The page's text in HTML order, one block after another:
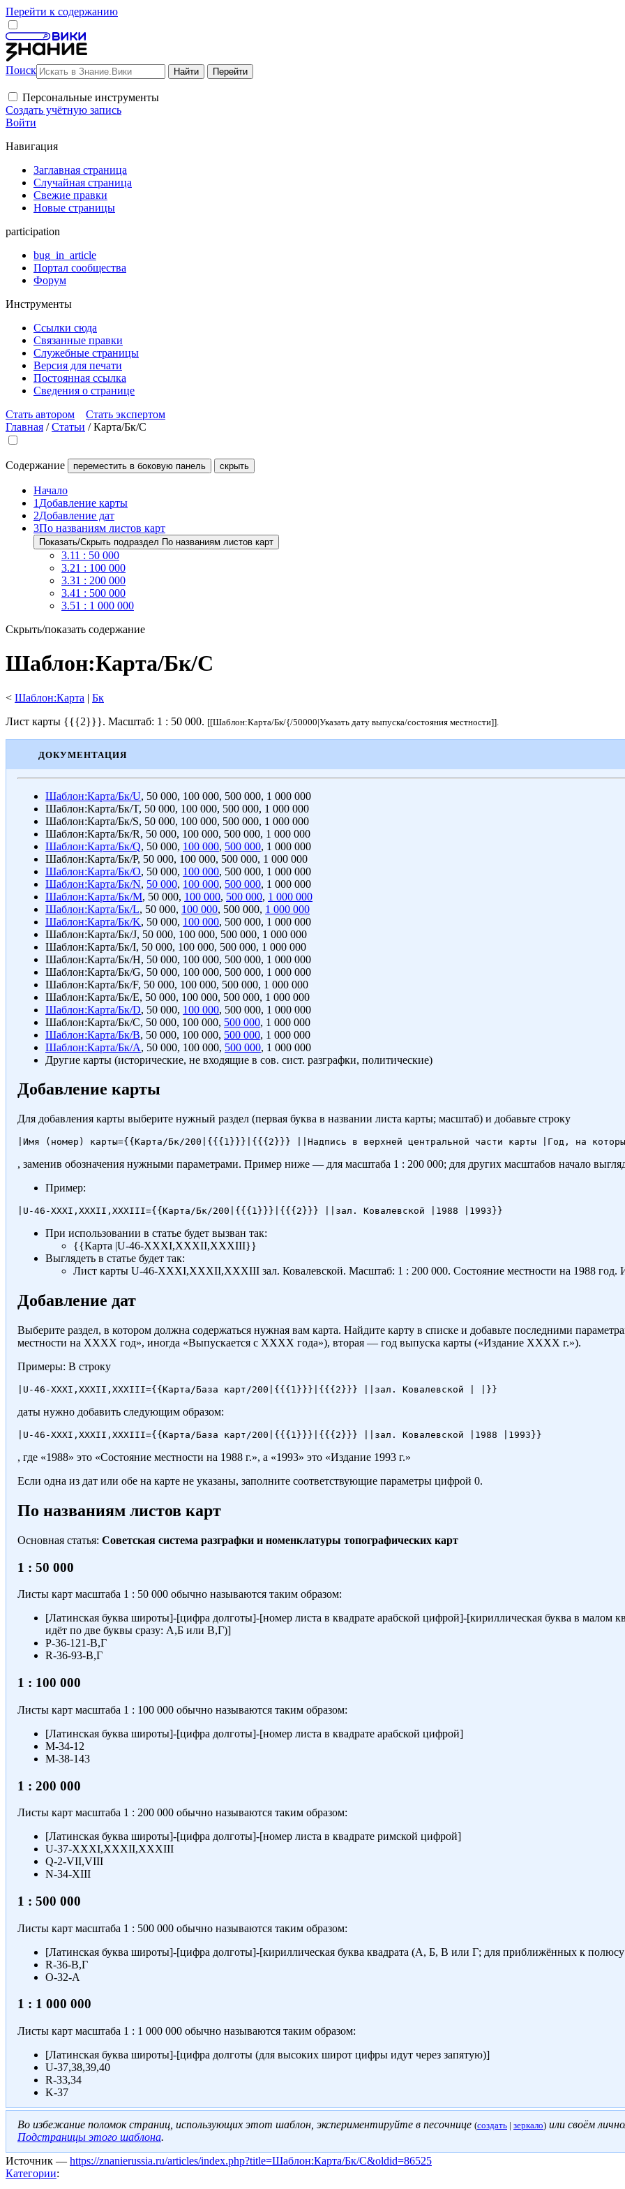
Перейти к содержанию
Поиск
Персональные инструменты
Создать учётную запись
Войти
Навигация
Заглавная страница
Случайная страница
Свежие правки
Новые страницы
participation
bug_in_article
Портал сообщества
Форум
Инструменты
Ссылки сюда
Связанные правки
Служебные страницы
Версия для печати
Постоянная ссылка
Сведения о странице
Стать автором
Стать экспертом
Главная /Статьи /Карта/Бк/C
Содержание переместить в боковую панель скрыть
Начало
1 Добавление карты
2Добавление дат
3По названиям листов карт
Показать/Скрыть подраздел По названиям листов карт
3.11 : 50 000
3.21 : 100 000
3.31 : 200 000
3.41 : 500 000
3.51 : 1 000 000
Скрыть/показать содержание
Шаблон:Карта/Бк/C
< Шаблон:Карта ‎ | Бк
Лист карты {{{2}}}. Масштаб: 1 : 50 000. [[Шаблон:Карта/Бк/{/50000|Указать дату выпуска/состояния местности]].
ДОКУМЕНТАЦИЯ
Шаблон:Карта/Бк/U, 50 000, 100 000, 500 000, 1 000 000
Шаблон:Карта/Бк/T, 50 000, 100 000, 500 000, 1 000 000
Шаблон:Карта/Бк/S, 50 000, 100 000, 500 000, 1 000 000
Шаблон:Карта/Бк/R, 50 000, 100 000, 500 000, 1 000 000
Шаблон:Карта/Бк/Q, 50 000, 100 000, 500 000, 1 000 000
Шаблон:Карта/Бк/P, 50 000, 100 000, 500 000, 1 000 000
Шаблон:Карта/Бк/O, 50 000, 100 000, 500 000, 1 000 000
Шаблон:Карта/Бк/N, 50 000, 100 000, 500 000, 1 000 000
Шаблон:Карта/Бк/M, 50 000, 100 000, 500 000, 1 000 000
Шаблон:Карта/Бк/L, 50 000, 100 000, 500 000, 1 000 000
Шаблон:Карта/Бк/K, 50 000, 100 000, 500 000, 1 000 000
Шаблон:Карта/Бк/J, 50 000, 100 000, 500 000, 1 000 000
Шаблон:Карта/Бк/I, 50 000, 100 000, 500 000, 1 000 000
Шаблон:Карта/Бк/H, 50 000, 100 000, 500 000, 1 000 000
Шаблон:Карта/Бк/G, 50 000, 100 000, 500 000, 1 000 000
Шаблон:Карта/Бк/F, 50 000, 100 000, 500 000, 1 000 000
Шаблон:Карта/Бк/E, 50 000, 100 000, 500 000, 1 000 000
Шаблон:Карта/Бк/D, 50 000, 100 000, 500 000, 1 000 000
Шаблон:Карта/Бк/C, 50 000, 100 000, 500 000, 1 000 000
Шаблон:Карта/Бк/B, 50 000, 100 000, 500 000, 1 000 000
Шаблон:Карта/Бк/A, 50 000, 100 000, 500 000, 1 000 000
Другие карты (исторические, не входящие в сов. сист. разграфки, политические)
Добавление карты
Для добавления карты выберите нужный раздел (первая буква в названии листа карты; масштаб) и добавьте строку
, заменив обозначения нужными параметрами. Пример ниже — для масштаба 1 : 200 000; для других масштабов начало
Пример:
При использовании в статье будет вызван так:
{{Карта |U-46-XXXI,XXXII,XXXIII}}
Выглядеть в статье будет так:
Лист карты U-46-XXXI,XXXII,XXXIII зал. Ковалевской. Масштаб: 1 : 200 000. Состояние местности на 1988 год.
Добавление дат
Выберите раздел, в котором должна содержаться нужная вам карта. Найдите карту в списке и добавьте последними
местности на ХХХХ год», иногда «Выпускается с ХХХХ года»), вторая — год выпуска карты («Издание ХХХХ г.»).
Примеры: В строку
даты нужно добавить следующим образом:
, где «1988» это «Состояние местности на 1988 г.», а «1993» это «Издание 1993 г.»
Если одна из дат или обе на карте не указаны, заполните соответствующие параметры цифрой 0.
По названиям листов карт
Основная статья: Советская система разграфки и номенклатуры топографических карт
1 : 50 000
Листы карт масштаба 1 : 50 000 обычно называются таким образом:
[Латинская буква широты]-[цифра долготы]-[номер листа в квадрате арабской цифрой]-[кириллическая буква в
идёт по две буквы сразу: А,Б или В,Г)]
P-36-121-В,Г
R-36-93-В,Г
1 : 100 000
Листы карт масштаба 1 : 100 000 обычно называются таким образом:
[Латинская буква широты]-[цифра долготы]-[номер листа в квадрате арабской цифрой]
M-34-12
M-38-143
1 : 200 000
Листы карт масштаба 1 : 200 000 обычно называются таким образом:
[Латинская буква широты]-[цифра долготы]-[номер листа в квадрате римской цифрой]
U-37-XXXI,XXXII,XXXIII
Q-2-VII,VIII
N-34-XIII
1 : 500 000
Листы карт масштаба 1 : 500 000 обычно называются таким образом:
[Латинская буква широты]-[цифра долготы]-[кириллическая буква квадрата (А, Б, В или Г; для приближённых к
R-36-В,Г
O-32-А
1 : 1 000 000
Листы карт масштаба 1 : 1 000 000 обычно называются таким образом:
[Латинская буква широты]-[цифра долготы (для высоких широт цифры идут через запятую)]
U-37,38,39,40
R-33,34
K-37
Во избежание поломок страниц, использующих этот шаблон, экспериментируйте в песочнице (создать | зеркало) или своём
Подстраницы этого шаблона.
Источник — https://znanierussia.ru/articles/index.php?title=Шаблон:Карта/Бк/C&oldid=86525
Категории: